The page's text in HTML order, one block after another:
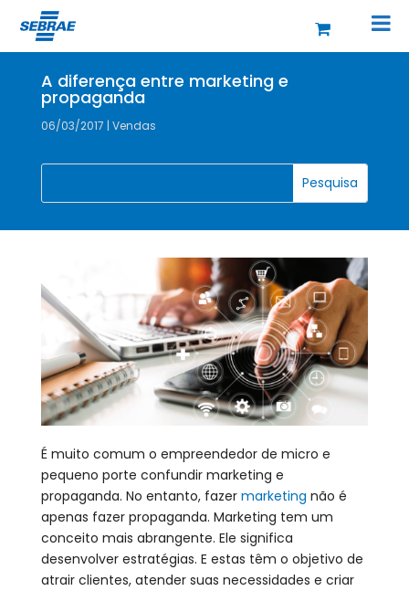
A diferença entre marketing e
propaganda
06/03/2017 | Vendas
É muito comum o empreendedor de micro e
pequeno porte confundir marketing e
propaganda. No entanto, fazer marketing não é
apenas fazer propaganda. Marketing tem um
conceito mais abrangente. Ele significa
desenvolver estratégias. E estas têm o objetivo de
atrair clientes, atender suas necessidades e criar